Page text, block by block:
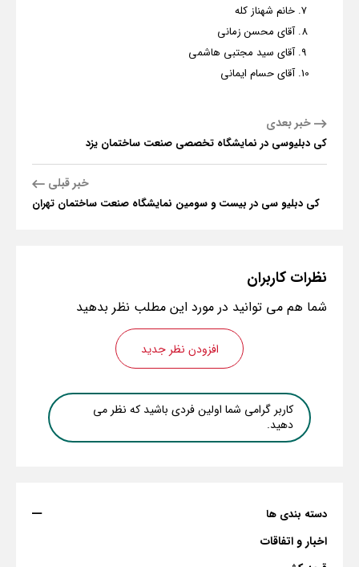
خانم شهناز کله
آقای محسن زمانی
آقای سید مجتبی هاشمی
آقای حسام ایمانی
خبر بعدی
کی دبلیوسی در نمایشگاه تخصصی صنعت ساختمان یزد
خبر قبلی
کی دبلیو سی در بیست و سومین نمایشگاه صنعت ساختمان تهران
نظرات کاربران
شما هم می توانید در مورد این مطلب نظر بدهید
افزودن نظر جدید
کاربر گرامی شما اولین فردی باشید که نظر می
دهید.
دسته بندی ها
اخبار و اتفاقات